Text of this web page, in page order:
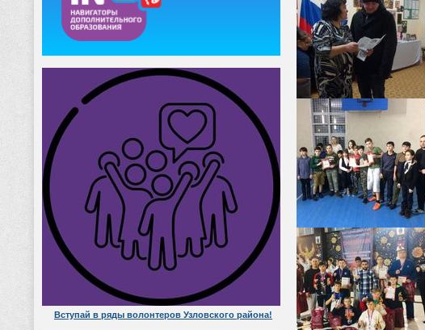
Вступай в ряды волонтеров Узловского района!